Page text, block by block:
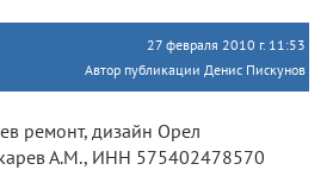
27 февраля 2010 г. 11:53
Автор публикации Денис Пискунов
А.М., ИНН 575402478570